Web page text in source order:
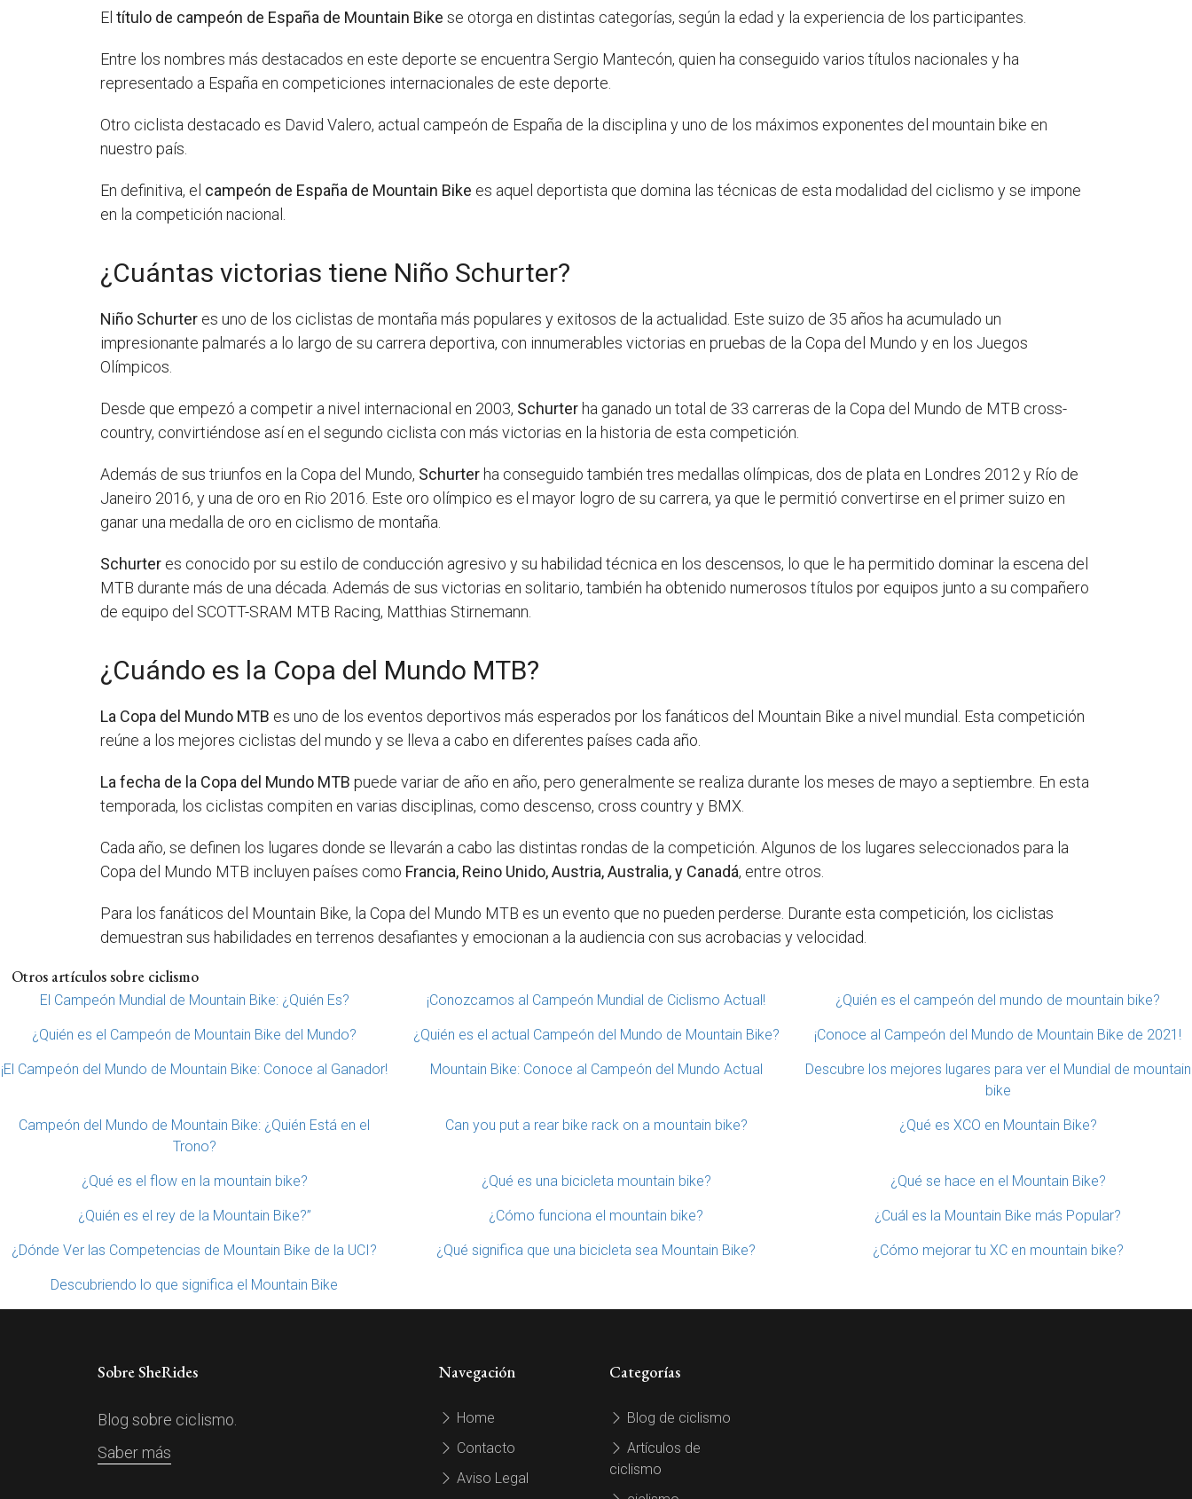
Eltítulo de campeón de España de Mountain Bike se otorga en distintas categorías, según la edad y la experiencia de los participantes.
Entre los nombres más destacados en este deporte se encuentra Sergio Mantecón, quien ha conseguido varios títulos nacionales y ha
representado a España en competiciones internacionales de este deporte.
Otro ciclista destacado es David Valero, actual campeón de España de la disciplina y uno de los máximos exponentes del mountain bike en
nuestro país.
En definitiva, el campeón de España de Mountain Bike es aquel deportista que domina las técnicas de esta modalidad del ciclismo y se impone
en la competición nacional.
¿Cuántas victorias tiene Niño Schurter?
Niño Schurter es uno de los ciclistas de montaña más populares y exitosos de la actualidad. Este suizo de 35 años ha acumulado un
impresionante palmarés a lo largo de su carrera deportiva, con innumerables victorias en pruebas de la Copa del Mundo y en los Juegos
Olímpicos.
Desde que empezó a competir a nivel internacional en 2003, Schurter ha ganado un total de 33 carreras de la Copa del Mundo de MTB cross-
country, convirtiéndose así en el segundo ciclista con más victorias en la historia de esta competición.
Además de sus triunfos en la Copa del Mundo, Schurter ha conseguido también tres medallas olímpicas, dos de plata en Londres 2012 y Río de
Janeiro 2016, y una de oro en Rio 2016. Este oro olímpico es el mayor logro de su carrera, ya que le permitió convertirse en el primer suizo en
ganar una medalla de oro en ciclismo de montaña.
Schurter es conocido por su estilo de conducción agresivo y su habilidad técnica en los descensos, lo que le ha permitido dominar la escena del
MTB durante más de una década. Además de sus victorias en solitario, también ha obtenido numerosos títulos por equipos junto a su compañero
de equipo del SCOTT-SRAM MTB Racing, Matthias Stirnemann.
¿Cuándo es la Copa del Mundo MTB?
La Copa del Mundo MTB es uno de los eventos deportivos más esperados por los fanáticos del Mountain Bike a nivel mundial. Esta competición
reúne a los mejores ciclistas del mundo y se lleva a cabo en diferentes países cada año.
La fecha de la Copa del Mundo MTB puede variar de año en año, pero generalmente se realiza durante los meses de mayo a septiembre. En esta
temporada, los ciclistas compiten en varias disciplinas, como descenso, cross country y BMX.
Cada año, se definen los lugares donde se llevarán a cabo las distintas rondas de la competición. Algunos de los lugares seleccionados para la
Copa del Mundo MTB incluyen países como Francia, Reino Unido, Austria, Australia, y Canadá, entre otros.
Para los fanáticos del Mountain Bike, la Copa del Mundo MTB es un evento que no pueden perderse. Durante esta competición, los ciclistas
demuestran sus habilidades en terrenos desafiantes y emocionan a la audiencia con sus acrobacias y velocidad.
Otros artículos sobre ciclismo
El Campeón Mundial de Mountain Bike: ¿Quién Es? ¡Conozcamos al Campeón Mundial de Ciclismo Actual! ¿Quién es el campeón del mundo de mountain bike?
¿Quién es el Campeón de Mountain Bike del Mundo? ¿Quién es el actual Campeón del Mundo de Mountain Bike? ¡Conoce al Campeón del Mundo de Mountain Bike de 2021!
¡El Campeón del Mundo de Mountain Bike: Conoce al Ganador! Mountain Bike: Conoce al Campeón del Mundo Actual
Descubre los mejores lugares para ver el Mundial de mountain
bike
Campeón del Mundo de Mountain Bike: ¿Quién Está en el
Trono?
Can you put a rear bike rack on a mountain bike? ¿Qué es XCO en Mountain Bike?
¿Qué es el flow en la mountain bike? ¿Qué es una bicicleta mountain bike? ¿Qué se hace en el Mountain Bike?
¿Quién es el rey de la Mountain Bike?” ¿Cómo funciona el mountain bike? ¿Cuál es la Mountain Bike más Popular?
¿Dónde Ver las Competencias de Mountain Bike de la UCI? ¿Qué significa que una bicicleta sea Mountain Bike? ¿Cómo mejorar tu XC en mountain bike?
Descubriendo lo que significa el Mountain Bike
Sobre SheRides
Blog sobre ciclismo.
Saber más
Navegación
Home
Contacto
Aviso Legal
Categorías
Blog de ciclismo
Artículos de
ciclismo